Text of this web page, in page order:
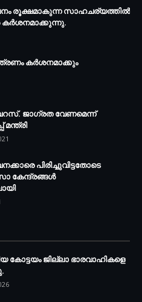
രൂക്ഷമാകുന്ന സാഹചര്യത്തില്‍
കര്‍ശനമാക്കും
ജാഗ്രത വേണമെന്ന്
പിരിച്ചുവിട്ടതോടെ
കേന്ദ്രങ്ങള്‍
കോട്ടയം ജില്ലാ ഭാരവാഹികളെ